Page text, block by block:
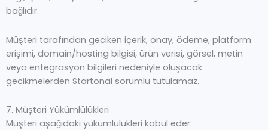
bağlıdır.
Müşteri tarafından geciken içerik, onay, ödeme, platform
erişimi, domain/hosting bilgisi, ürün verisi, görsel, metin
veya entegrasyon bilgileri nedeniyle oluşacak
gecikmelerden Startonal sorumlu tutulamaz.
7. Müşteri Yükümlülükleri
Müşteri aşağıdaki yükümlülükleri kabul eder: